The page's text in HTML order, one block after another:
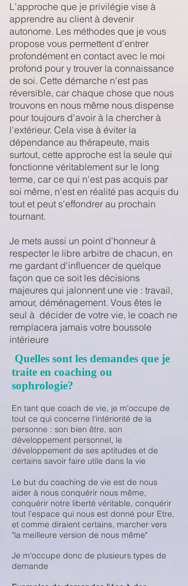
L'approche que je privilégie vise à
apprendre au client à devenir
autonome. Les méthodes que je vous
propose vous permettent d'entrer
profondément en contact avec le moi
profond pour y trouver la connaissance
de soi. Cette démarche n'est pas
réversible, car chaque chose que nous
trouvons en nous même nous dispense
pour toujours d'avoir à la chercher à
l'extérieur. Cela vise à éviter la
dépendance au thérapeute, mais
surtout, cette approche est la seule qui
fonctionne véritablement sur le long
terme, car ce qui n'est pas acquis par
soi même, n'est en réalité pas acquis du
tout et peut s'effondrer au prochain
tournant.
Je mets aussi un point d'honneur à
respecter le libre arbitre de chacun, en
me gardant d'influencer de quelque
façon que ce soit les décisions
majeures qui jalonnent une vie : travail,
amour, déménagement. Vous êtes le
seul à décider de votre vie, le coach ne
remplacera jamais votre boussole
intérieure
Quelles sont les demandes que je
traite en coaching ou
sophrologie?
En tant que coach de vie, je m'occupe de
tout ce qui concerne l'intériorité de la
personne : son bien être, son
développement personnel, le
développement de ses aptitudes et de
certains savoir faire utile dans la vie
Le but du coaching de vie est de nous
aider à nous conquérir nous même,
conquérir notre liberté véritable, conquérir
tout l'espace qui nous est donné pour Etre,
et comme diraient certains, marcher vers
"la meilleure version de nous même"
Je m'occupe donc de plusieurs types de
demande